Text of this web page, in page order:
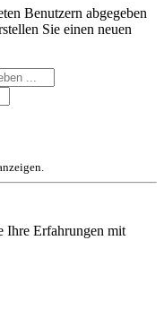
Benutzern abgegeben
Sie einen neuen
Ihre Erfahrungen mit